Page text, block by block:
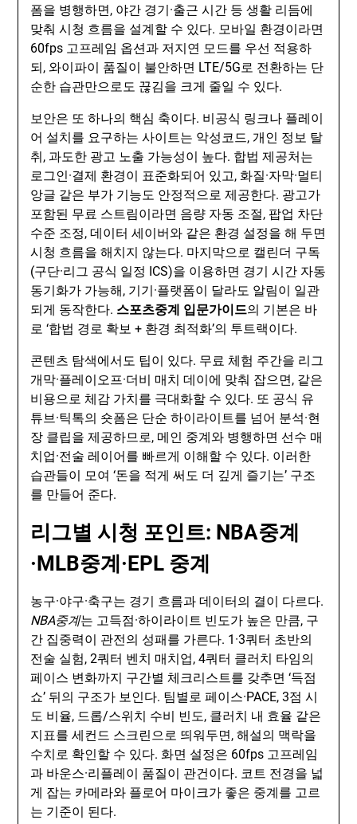
폼을 병행하면, 야간 경기·출근 시간 등 생활 리듬에
맞춰 시청 흐름을 설계할 수 있다. 모바일 환경이라면
60fps 고프레임 옵션과 저지연 모드를 우선 적용하
되, 와이파이 품질이 불안하면 LTE/5G로 전환하는 단
순한 습관만으로도 끊김을 크게 줄일 수 있다.
보안은 또 하나의 핵심 축이다. 비공식 링크나 플레이
어 설치를 요구하는 사이트는 악성코드, 개인 정보 탈
취, 과도한 광고 노출 가능성이 높다. 합법 제공처는
로그인·결제 환경이 표준화되어 있고, 화질·자막·멀티
앙글 같은 부가 기능도 안정적으로 제공한다. 광고가
포함된 무료 스트림이라면 음량 자동 조절, 팝업 차단
수준 조정, 데이터 세이버와 같은 환경 설정을 해 두면
시청 흐름을 해치지 않는다. 마지막으로 캘린더 구독
(구단·리그 공식 일정 ICS)을 이용하면 경기 시간 자동
동기화가 가능해, 기기·플랫폼이 달라도 알림이 일관
되게 동작한다. 스포츠중계 입문가이드의 기본은 바
로 ‘합법 경로 확보 + 환경 최적화’의 투트랙이다.
콘텐츠 탐색에서도 팁이 있다. 무료 체험 주간을 리그
개막·플레이오프·더비 매치 데이에 맞춰 잡으면, 같은
비용으로 체감 가치를 극대화할 수 있다. 또 공식 유
튜브·틱톡의 숏폼은 단순 하이라이트를 넘어 분석·현
장 클립을 제공하므로, 메인 중계와 병행하면 선수 매
치업·전술 레이어를 빠르게 이해할 수 있다. 이러한
습관들이 모여 ‘돈을 적게 써도 더 깊게 즐기는’ 구조
를 만들어 준다.
리그별 시청 포인트: NBA중계
·MLB중계·EPL 중계
농구·야구·축구는 경기 흐름과 데이터의 결이 다르다.
NBA중계는 고득점·하이라이트 빈도가 높은 만큼, 구
간 집중력이 관전의 성패를 가른다. 1·3쿼터 초반의
전술 실험, 2쿼터 벤치 매치업, 4쿼터 클러치 타임의
페이스 변화까지 구간별 체크리스트를 갖추면 ‘득점
쇼’ 뒤의 구조가 보인다. 팀별로 페이스·PACE, 3점 시
도 비율, 드롭/스위치 수비 빈도, 클러치 내 효율 같은
지표를 세컨드 스크린으로 띄워두면, 해설의 맥락을
수치로 확인할 수 있다. 화면 설정은 60fps 고프레임
과 바운스·리플레이 품질이 관건이다. 코트 전경을 넓
게 잡는 카메라와 플로어 마이크가 좋은 중계를 고르
는 기준이 된다.